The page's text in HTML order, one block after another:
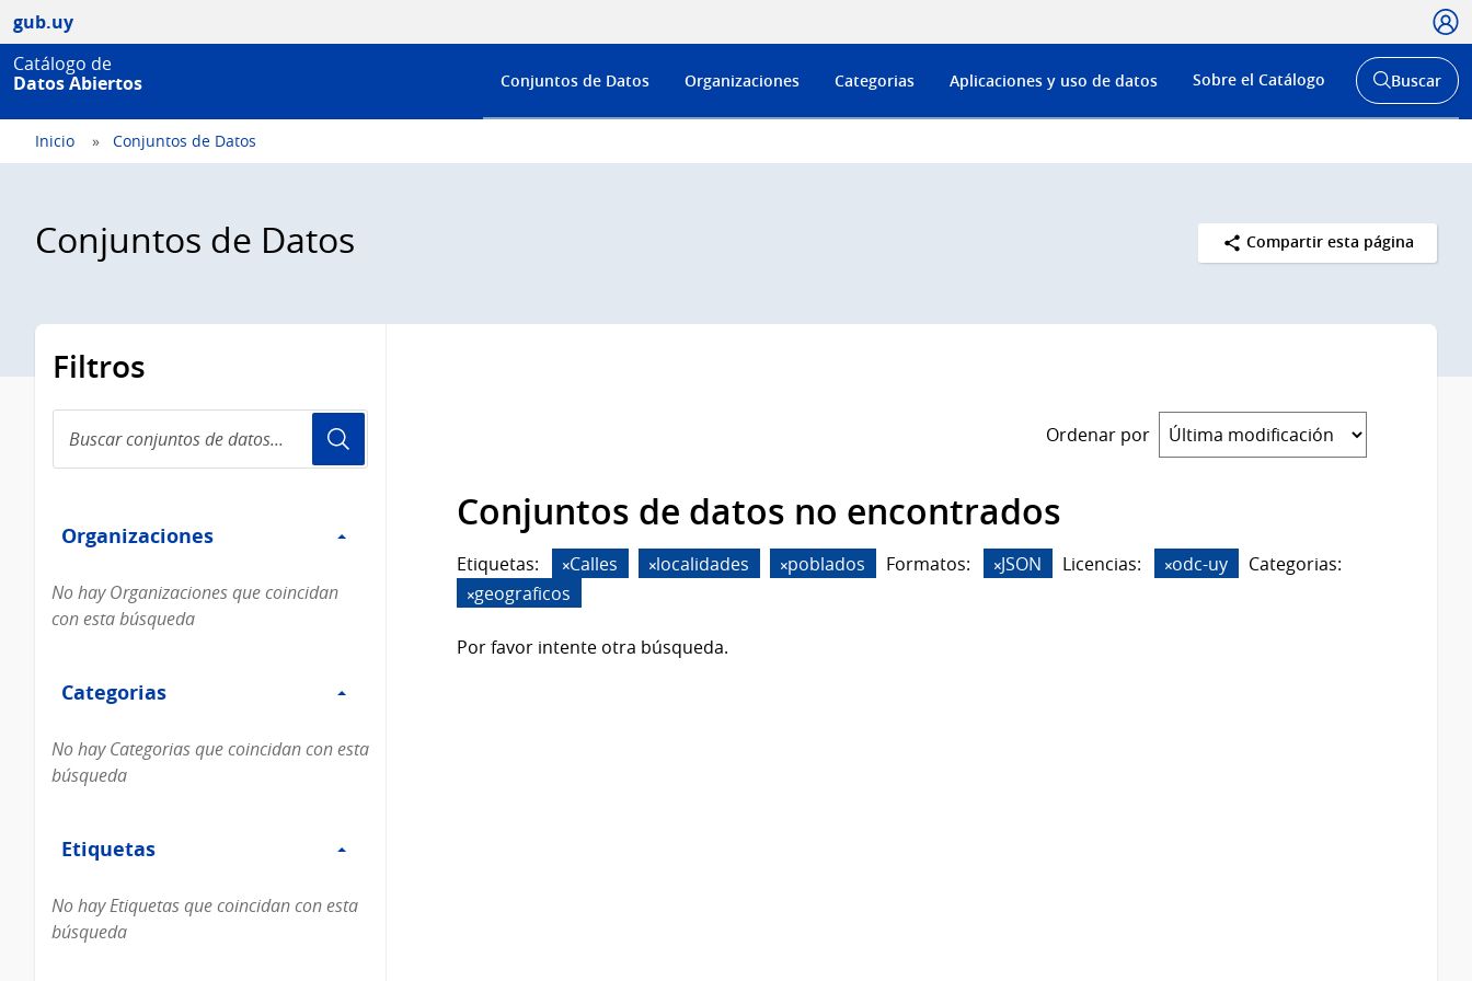
gub.uy
Catálogo de
Datos Abiertos
Menú
de
Conjuntos de Datos Organizaciones Categorias Aplicaciones y uso de datos Sobre el Catálogo
Abrir
buscador
Buscar
Inicio Conjuntos de Datos
Conjuntos de Datos Compartir esta página
Filtros
conjuntos
de
Organizaciones
Organizaciones
No hay Organizaciones que coincidan
con esta búsqueda
Categorias
Categorias
No hay Categorias que coincidan con esta
búsqueda
Etiquetas
Etiquetas
No hay Etiquetas que coincidan con esta
búsqueda
Ordenar por
Conjuntos de datos no encontrados
Etiquetas: Calles localidades poblados Formatos: JSON Licencias: odc-uy
Categorias:
geograficos
Por favor intente otra búsqueda.